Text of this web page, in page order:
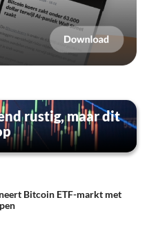
rustig, maar dit
Bitcoin ETF-markt met